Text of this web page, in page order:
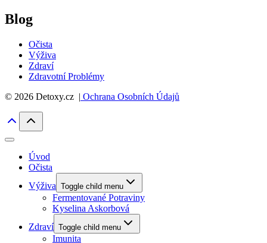
Blog
Očista
Výživa
Zdraví
Zdravotní Problémy
© 2026 Detoxy.cz | Ochrana Osobních Údajů
Úvod
Očista
Výživa Toggle child menu
Fermentované Potraviny
Kyselina Askorbová
Zdraví Toggle child menu
Imunita